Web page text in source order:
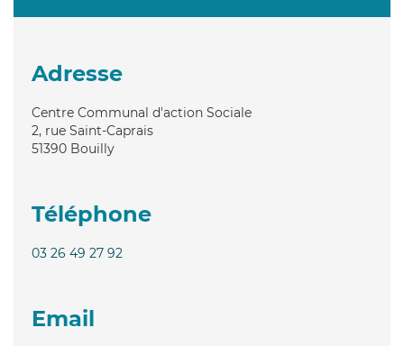
Adresse
Centre Communal d'action Sociale
2, rue Saint-Caprais
51390 Bouilly
Téléphone
03 26 49 27 92
Email